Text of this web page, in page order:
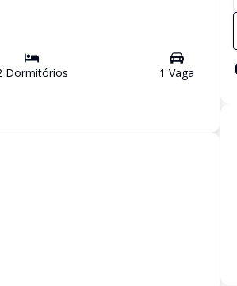
Dormitórios 1 Vaga